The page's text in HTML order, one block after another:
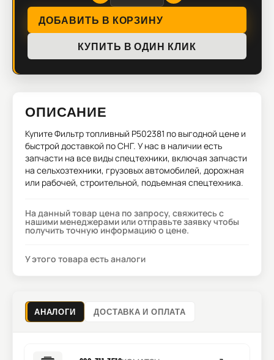
ДОБАВИТЬ В КОРЗИНУ
КУПИТЬ В ОДИН КЛИК
ОПИСАНИЕ
КупитеФильтр топливный P502381 по выгодной цене и
быстрой доставкой по СНГ. У нас в наличии есть
запчасти на все виды спецтехники, включая запчасти
на сельхозтехники, грузовых автомобилей, дорожная
или рабочей, строительной, подъемная спецтехника.
На данный товар цена по запросу, свяжитесь с
нашими менеджерами или отправьте заявку чтобы
получить точную информацию о цене.
У этого товара есть аналоги
АНАЛОГИ ДОСТАВКА И ОПЛАТА